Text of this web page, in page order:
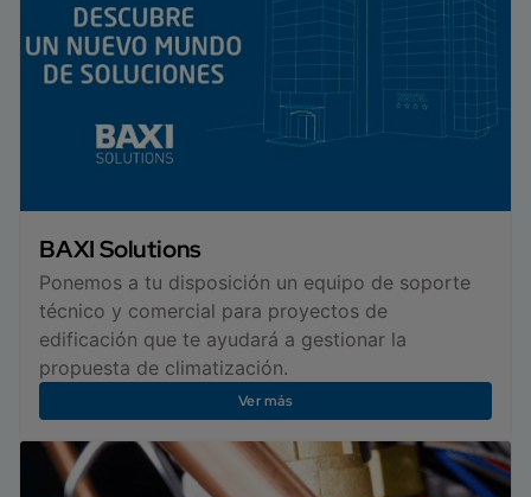
BAXI Solutions
Ponemos a tu disposición un equipo de soporte
técnico y comercial para proyectos de
edificación que te ayudará a gestionar la
propuesta de climatización.
Ver más